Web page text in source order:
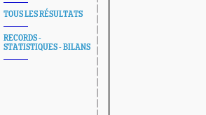
TOUS LES RÉSULTATS
RECORDS -
STATISTIQUES - BILANS